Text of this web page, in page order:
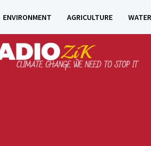
ENVIRONMENT AGRICULTURE WATER